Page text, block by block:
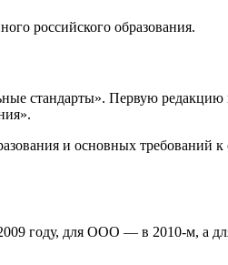
российского образования.
стандарты». Первую
и основных требований
году, для ООО — в 2010-м, а